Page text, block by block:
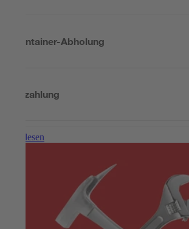
Container-Abholung
Bezahlung
Weiterlesen